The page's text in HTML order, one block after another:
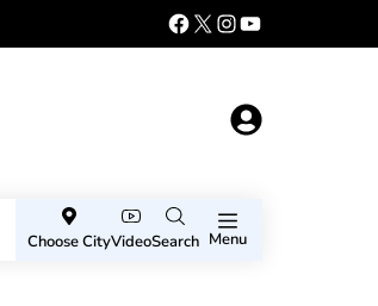
Choose CityVideoSearch Menu